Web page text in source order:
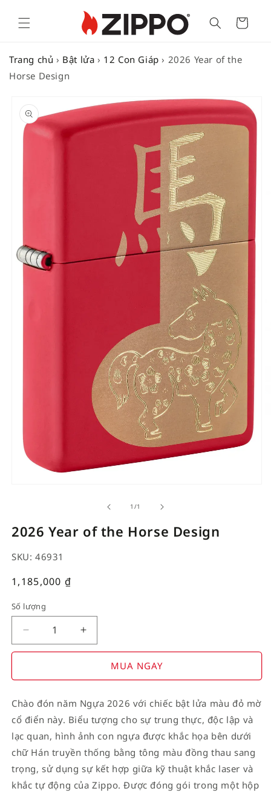
Cart
Trang chủ › Bật lửa › 12 Con Giáp › 2026 Year of the
Horse Design
PRODUCT
INFORMATION
in
modal
1 /of1
2026 Year of the Horse Design
SKU: 46931
Giá
1,185,000₫
Số lượng
Decrease
quantity
American
on
Flag
Increase
quantity
American
on
Flag
MUA NGAY
Chào đón năm Ngựa 2026 với chiếc bật lửa màu đỏ mờ
cổ điển này. Biểu tượng cho sự trung thực, độc lập và
lạc quan, hình ảnh con ngựa được khắc họa bên dưới
chữ Hán truyền thống bằng tông màu đồng thau sang
trọng, sử dụng sự kết hợp giữa kỹ thuật khắc laser và
khắc tự động của Zippo. Được đóng gói trong một hộp